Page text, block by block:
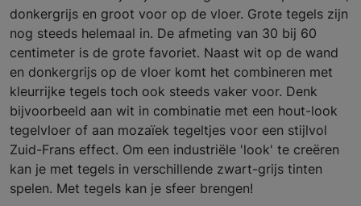
donkergrijs en groot voor op de vloer. Grote tegels zijn
nog steeds helemaal in. De afmeting van 30 bij 60
centimeter is de grote favoriet. Naast wit op de wand
en donkergrijs op de vloer komt het combineren met
kleurrijke tegels toch ook steeds vaker voor. Denk
bijvoorbeeld aan wit in combinatie met een hout-look
tegelvloer of aan mozaïek tegeltjes voor een stijlvol
Zuid-Frans effect. Om een industriële 'look' te creëren
kan je met tegels in verschillende zwart-grijs tinten
spelen. Met tegels kan je sfeer brengen!